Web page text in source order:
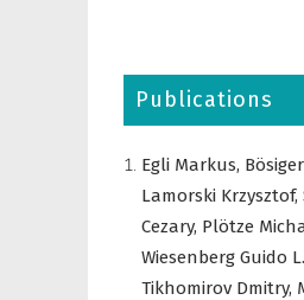
Publications
Egli Markus,
Lamorski Krzysztof,
Cezary, Plötze
Wiesenberg Guido
Tikhomirov Dmitry,